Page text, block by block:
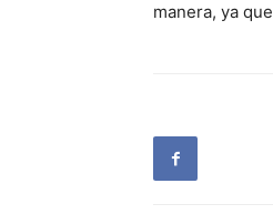
manera, ya